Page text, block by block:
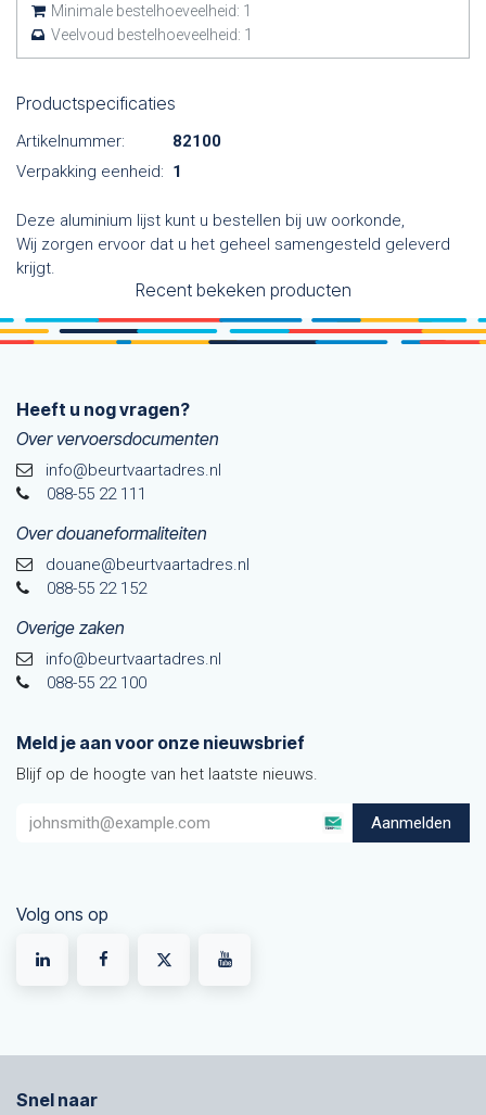
Minimale bestelhoeveelheid: 1
Veelvoud bestelhoeveelheid: 1
Productspecificaties
Artikelnummer:
82100
Verpakking eenheid: 1
Deze aluminium lijst kunt u bestellen bij uw oorkonde,
Wij zorgen ervoor dat u het geheel samengesteld geleverd
krijgt.
Recent bekeken producten
Heeft u nog vragen?
Over vervoersdocumenten
info@beurtvaartadres.nl
088-55 22 111
Over douaneformaliteiten
douane@beurtvaarta​dres.nl
088-55 22 152
Overige zaken
info@beurtvaartadres.nl
088-55 22 100
Meld je aan voor onze nieuwsbrief
Blijf op de hoogte van het laatste nieuws.
Aanmelden
Volg ons op
Snel naar